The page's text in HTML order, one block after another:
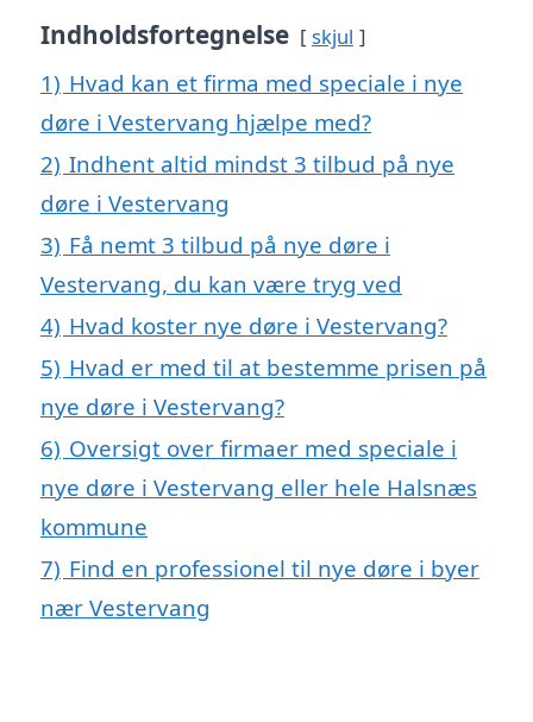
Indholdsfortegnelse skjul
1) Hvad kan et firma med speciale i nye
døre i Vestervang hjælpe med?
2) Indhent altid mindst 3 tilbud på nye
døre i Vestervang
3) Få nemt 3 tilbud på nye døre i
Vestervang, du kan være tryg ved
4) Hvad koster nye døre i Vestervang?
5) Hvad er med til at bestemme prisen på
nye døre i Vestervang?
6) Oversigt over firmaer med speciale i
nye døre i Vestervang eller hele Halsnæs
kommune
7) Find en professionel til nye døre i byer
nær Vestervang